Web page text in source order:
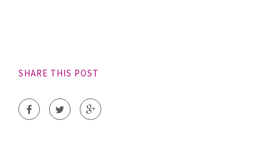
SHARE THIS POST